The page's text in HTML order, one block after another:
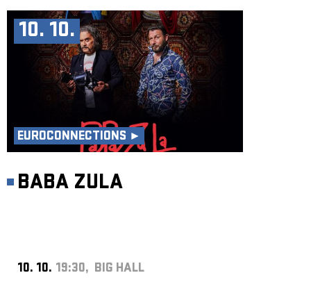
10. 10.
EUROCONNECTIONS ►
BABA ZULA
10. 10. 19:30, BIG HALL